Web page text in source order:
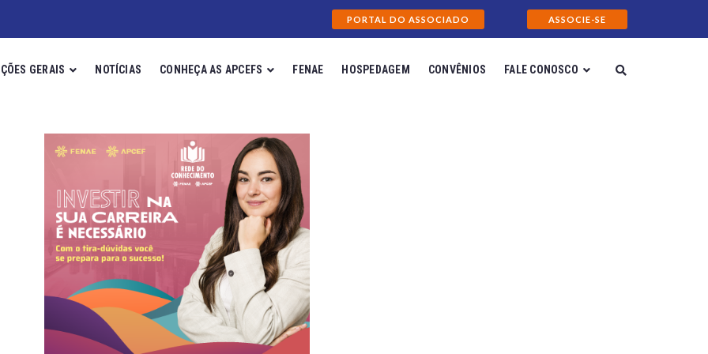
PORTAL DO ASSOCIADO ASSOCIE-SE
GERAIS NOTÍCIAS CONHEÇA AS APCEFS FENAE HOSPEDAGEM CONVÊNIOS FALE CONOSCO